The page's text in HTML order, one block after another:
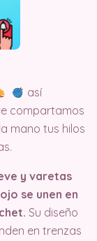
así
compartamos
mano tus hilos
y varetas
se unen en
Su diseño
en trenzas